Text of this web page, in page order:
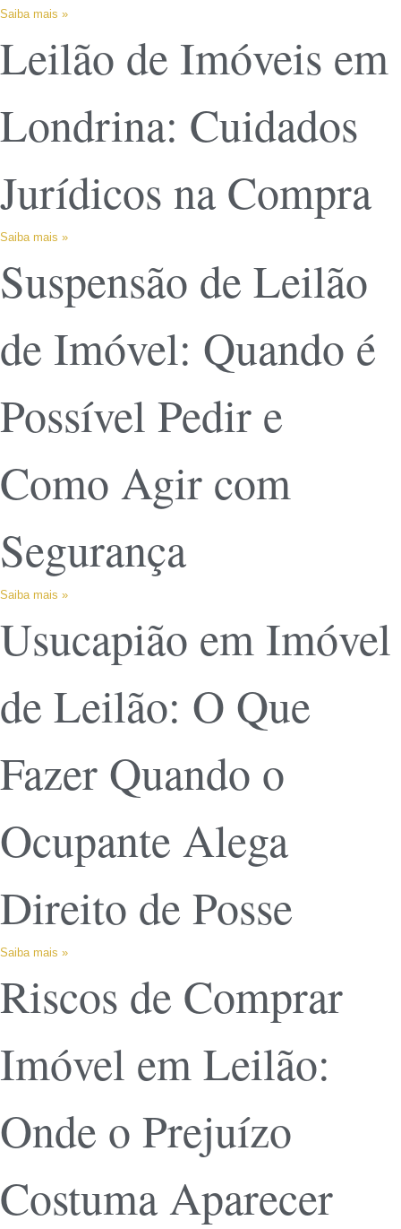
Saiba mais »
Leilão de Imóveis em
Londrina: Cuidados
Jurídicos na Compra
Saiba mais »
Suspensão de Leilão
de Imóvel: Quando é
Possível Pedir e
Como Agir com
Segurança
Saiba mais »
Usucapião em Imóvel
de Leilão: O Que
Fazer Quando o
Ocupante Alega
Direito de Posse
Saiba mais »
Riscos de Comprar
Imóvel em Leilão:
Onde o Prejuízo
Costuma Aparecer